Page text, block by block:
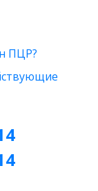
ПЦР?